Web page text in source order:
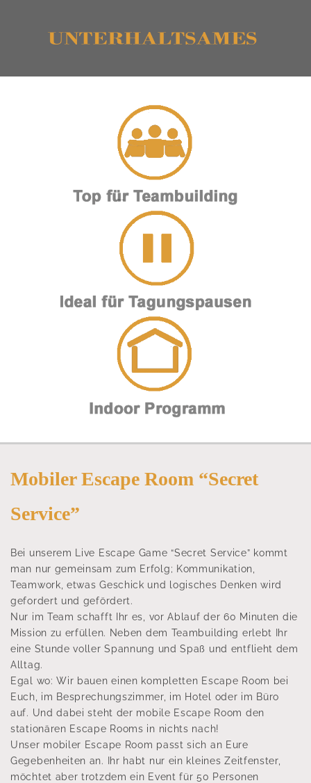
Mobiler Escape Room “Secret
Service”
Bei unserem Live Escape Game “Secret Service” kommt
man nur gemeinsam zum Erfolg; Kommunikation,
Teamwork, etwas Geschick und logisches Denken wird
gefordert und gefördert.
Nur im Team schafft Ihr es, vor Ablauf der 60 Minuten die
Mission zu erfüllen. Neben dem Teambuilding erlebt Ihr
eine Stunde voller Spannung und Spaß und entflieht dem
Alltag.
Egal wo: Wir bauen einen kompletten Escape Room bei
Euch, im Besprechungszimmer, im Hotel oder im Büro
auf. Und dabei steht der mobile Escape Room den
stationären Escape Rooms in nichts nach!
Unser mobiler Escape Room passt sich an Eure
Gegebenheiten an. Ihr habt nur ein kleines Zeitfenster,
möchtet aber trotzdem ein Event für 50 Personen